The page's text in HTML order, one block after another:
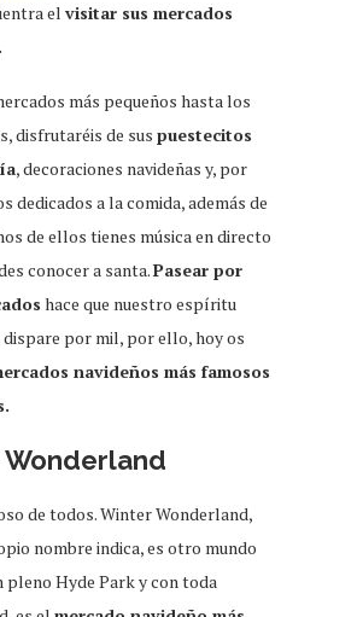
el visitar sus mercados
más pequeños hasta los
disfrutaréis de sus puestecitos
, decoraciones navideñas y, por
dedicados a la comida, además de
de ellos tienes música en directo
conocer a santa.Pasear por
hace que nuestro espíritu
dispare por mil, por ello, hoy os
navideños más famosos
de todos. Winter Wonderland,
nombre indica, es otro mundo
pleno Hyde Park y con toda